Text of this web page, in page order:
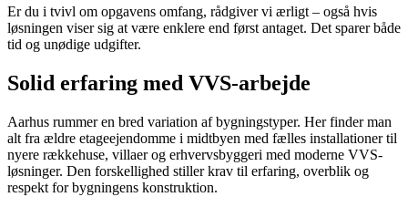
Er du i tvivl om opgavens omfang, rådgiver vi ærligt – også hvis
løsningen viser sig at være enklere end først antaget. Det sparer både
tid og unødige udgifter.
Solid erfaring med VVS-arbejde
Aarhus rummer en bred variation af bygningstyper. Her finder man
alt fra ældre etageejendomme i midtbyen med fælles installationer til
nyere rækkehuse, villaer og erhvervsbyggeri med moderne VVS-
løsninger. Den forskellighed stiller krav til erfaring, overblik og
respekt for bygningens konstruktion.